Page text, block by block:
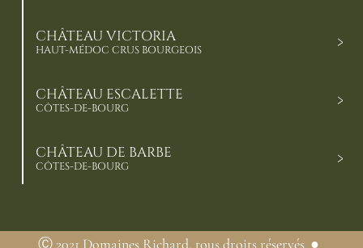
CHÂTEAU VICTORIA
HAUT-MÉDOC CRUS BOURGEOIS
CHÂTEAU ESCALETTE
CÔTES-DE-BOURG
CHÂTEAU DE BARBE
CÔTES-DE-BOURG
Ⓒ 2021 Domaines Richard, tous droits réservés